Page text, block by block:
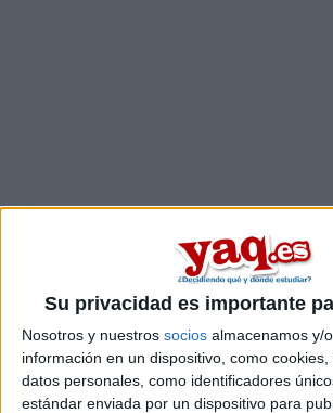
Su privacidad es importante
Nosotros y nuestros socios almacenamos y/
información en un dispositivo, como
datos personales, como identificadores
estándar enviada por un dispositivo para
28 de noviembre, 2006 - 17:29
anómino
sorry se envio el tema 2 veces no se por